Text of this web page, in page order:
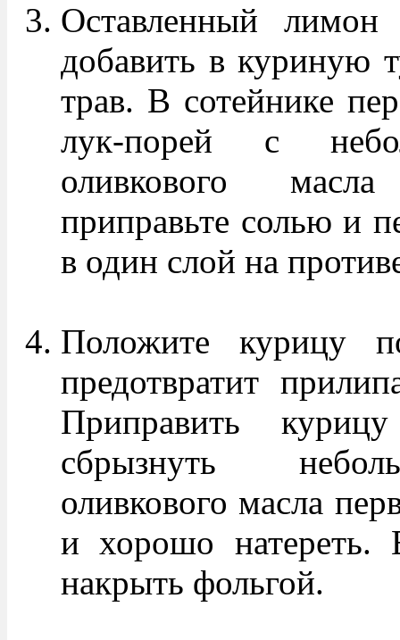
Оставленный лимон
добавить в куриную
трав. В сотейнике
лук-порей с
оливкового
приправьте солью и
в один слой на
Положите курицу
предотвратит
Приправить
сбрызнуть
оливкового масла
и хорошо
накрыть фольгой.